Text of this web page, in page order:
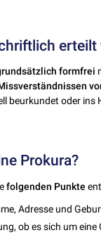
erteilt
formfrei
beurkundet oder
Prokura?
folgenden Punkte
Adresse und
ob es sich um